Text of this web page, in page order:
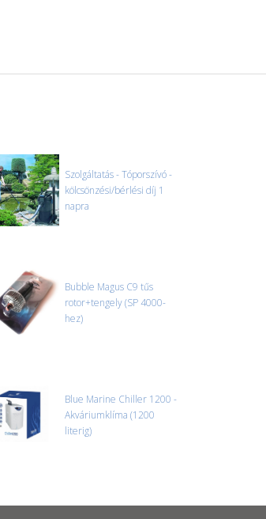
Szolgáltatás - Tóporszívó -
kölcsönzési/bérlési díj 1
napra
Bubble Magus C9 tűs
rotor+tengely (SP 4000-
hez)
Blue Marine Chiller 1200 -
Akváriumklíma (1200
literig)